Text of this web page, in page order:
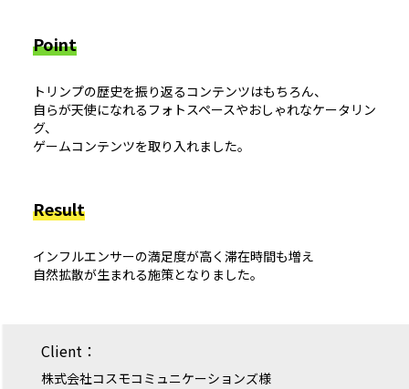
Point
トリンプの歴史を振り返るコンテンツはもちろん、
自らが天使になれるフォトスペースやおしゃれなケータリン
グ、
ゲームコンテンツを取り入れました。
Result
インフルエンサーの満足度が高く滞在時間も増え
自然拡散が生まれる施策となりました。
Client：
株式会社コスモコミュニケーションズ様